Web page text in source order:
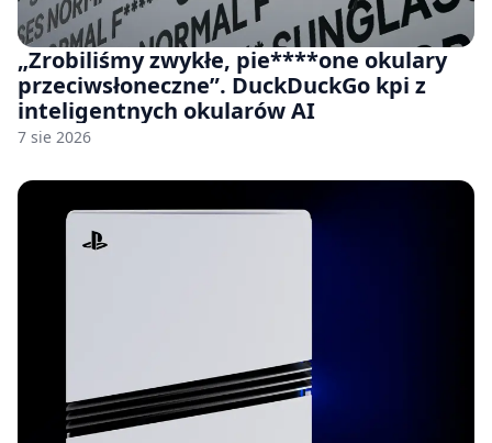
„Zrobiliśmy zwykłe, pie****one okulary
przeciwsłoneczne”. DuckDuckGo kpi z
inteligentnych okularów AI
7 sie 2026